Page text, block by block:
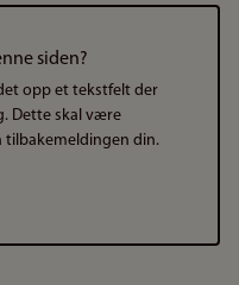
siden?
opp et tekstfelt der
Dette skal være
tilbakemeldingen din.